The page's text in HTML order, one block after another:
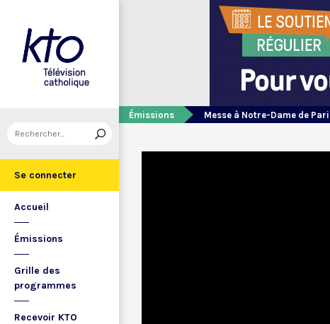
Se connecter
Accueil
Émissions
Grille des
programmes
Recevoir KTO
Émissions Messe à Notre-Dame de